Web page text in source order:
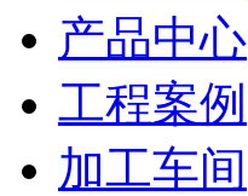
产品中心
工程案例
加工车间